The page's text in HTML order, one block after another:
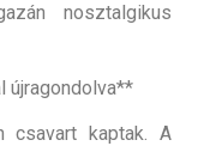
nosztalgikus
újragondolva**
csavart kaptak. A